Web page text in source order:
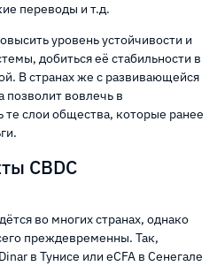
переводы и т.д.
уровень устойчивости и
добиться её стабильности в
В странах же с развивающейся
вовлечь в
слои общества, которые ранее
CBDC
во многих странах, однако
преждевременны. Так,
в Тунисе или eCFA в Сенегале